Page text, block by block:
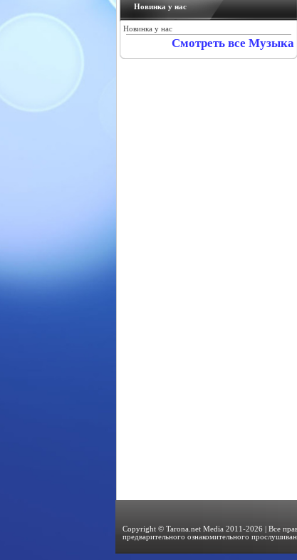
Новинка у нас
Новинка у нас
Смотреть все Музыка
Copyright © Tarona.net Media 2011-2026 | Все
предварительного ознакомительного